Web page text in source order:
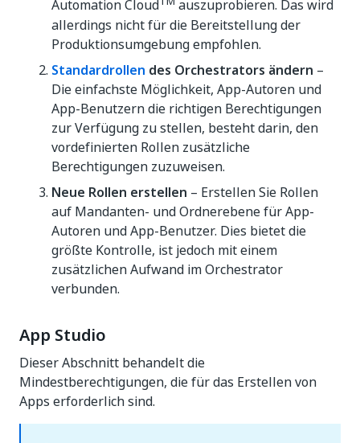
Automation Cloud
auszuprobieren. Das wird
allerdings nicht für die Bereitstellung der
Produktionsumgebung empfohlen.
Standardrollen des Orchestrators ändern –
Die einfachste Möglichkeit, App-Autoren und
App-Benutzern die richtigen Berechtigungen
zur Verfügung zu stellen, besteht darin, den
vordefinierten Rollen zusätzliche
Berechtigungen zuzuweisen.
Neue Rollen erstellen – Erstellen Sie Rollen
auf Mandanten- und Ordnerebene für App-
Autoren und App-Benutzer. Dies bietet die
größte Kontrolle, ist jedoch mit einem
zusätzlichen Aufwand im Orchestrator
verbunden.
App Studio
Dieser Abschnitt behandelt die
Mindestberechtigungen, die für das Erstellen von
Apps erforderlich sind.